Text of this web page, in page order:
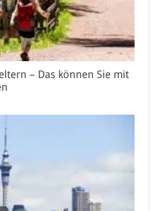
– Das können Sie mit